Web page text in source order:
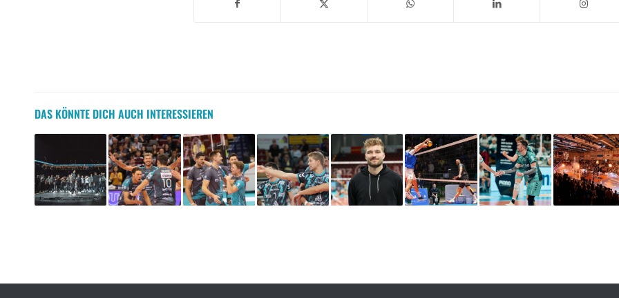
DAS KÖNNTE DICH AUCH INTERESSIEREN